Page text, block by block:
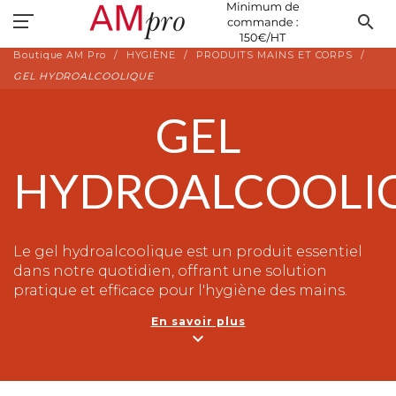
search
Boutique AM Pro HYGIÈNE
PRODUITS MAINS ET CORPS
GEL HYDROALCOOLIQUE
GEL
Le gel hydroalcoolique est un produit essentiel
dans notre quotidien, offrant une solution
pratique et efficace pour l'hygiène des mains.
agents hydratants, il permet d'éliminer
En savoir plus
expand_more